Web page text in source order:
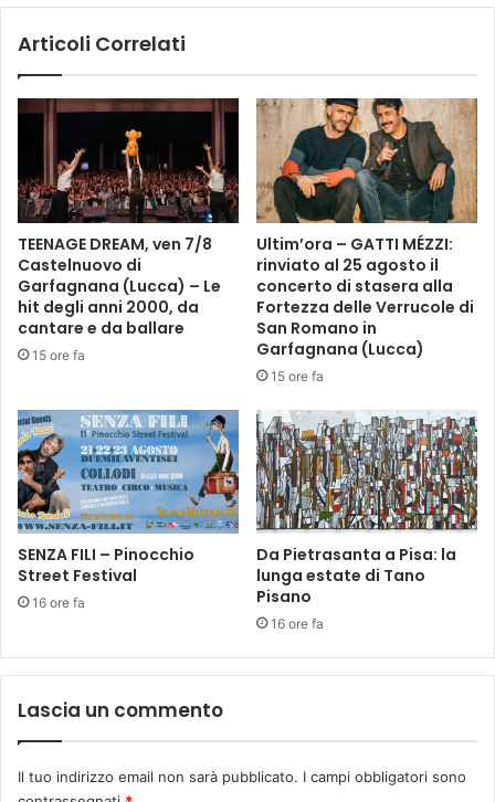
A
L
R
A
C
E
T
T
e
a
r
o
M
a
n
n
i
P
i
s
t
o
i
a
Articoli Correlati
TEENAGE DREAM, ven 7/8
Castelnuovo di
Garfagnana (Lucca) – Le
hit degli anni 2000, da
cantare e da ballare
15 ore fa
Ultim’ora – GATTI MÉZZI:
rinviato al 25 agosto il
concerto di stasera alla
Fortezza delle Verrucole di
San Romano in
Garfagnana (Lucca)
15 ore fa
SENZA FILI – Pinocchio
Street Festival
16 ore fa
Da Pietrasanta a Pisa: la
lunga estate di Tano
Pisano
16 ore fa
Lascia un commento
Il tuo indirizzo email non sarà pubblicato. I campi obbligatori sono